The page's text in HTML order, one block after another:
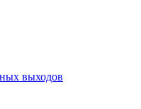
выходов